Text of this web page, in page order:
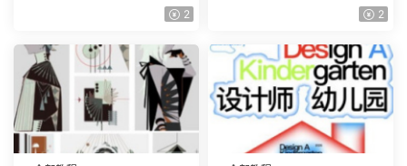
色特訓班【畫質不錯隻有視
2 2